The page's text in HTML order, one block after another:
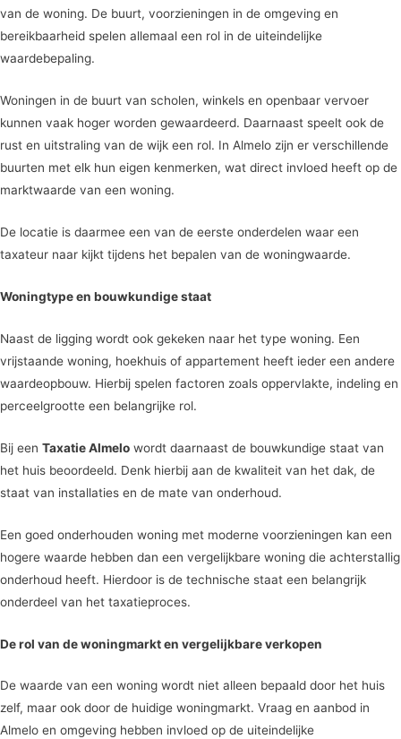
van de woning. De buurt, voorzieningen in de omgeving en
bereikbaarheid spelen allemaal een rol in de uiteindelijke
waardebepaling.
Woningen in de buurt van scholen, winkels en openbaar vervoer
kunnen vaak hoger worden gewaardeerd. Daarnaast speelt ook de
rust en uitstraling van de wijk een rol. In Almelo zijn er verschillende
buurten met elk hun eigen kenmerken, wat direct invloed heeft op de
marktwaarde van een woning.
De locatie is daarmee een van de eerste onderdelen waar een
taxateur naar kijkt tijdens het bepalen van de woningwaarde.
Woningtype en bouwkundige staat
Naast de ligging wordt ook gekeken naar het type woning. Een
vrijstaande woning, hoekhuis of appartement heeft ieder een andere
waardeopbouw. Hierbij spelen factoren zoals oppervlakte, indeling en
perceelgrootte een belangrijke rol.
Bij een Taxatie Almelo wordt daarnaast de bouwkundige staat van
het huis beoordeeld. Denk hierbij aan de kwaliteit van het dak, de
staat van installaties en de mate van onderhoud.
Een goed onderhouden woning met moderne voorzieningen kan een
hogere waarde hebben dan een vergelijkbare woning die achterstallig
onderhoud heeft. Hierdoor is de technische staat een belangrijk
onderdeel van het taxatieproces.
De rol van de woningmarkt en vergelijkbare verkopen
De waarde van een woning wordt niet alleen bepaald door het huis
zelf, maar ook door de huidige woningmarkt. Vraag en aanbod in
Almelo en omgeving hebben invloed op de uiteindelijke